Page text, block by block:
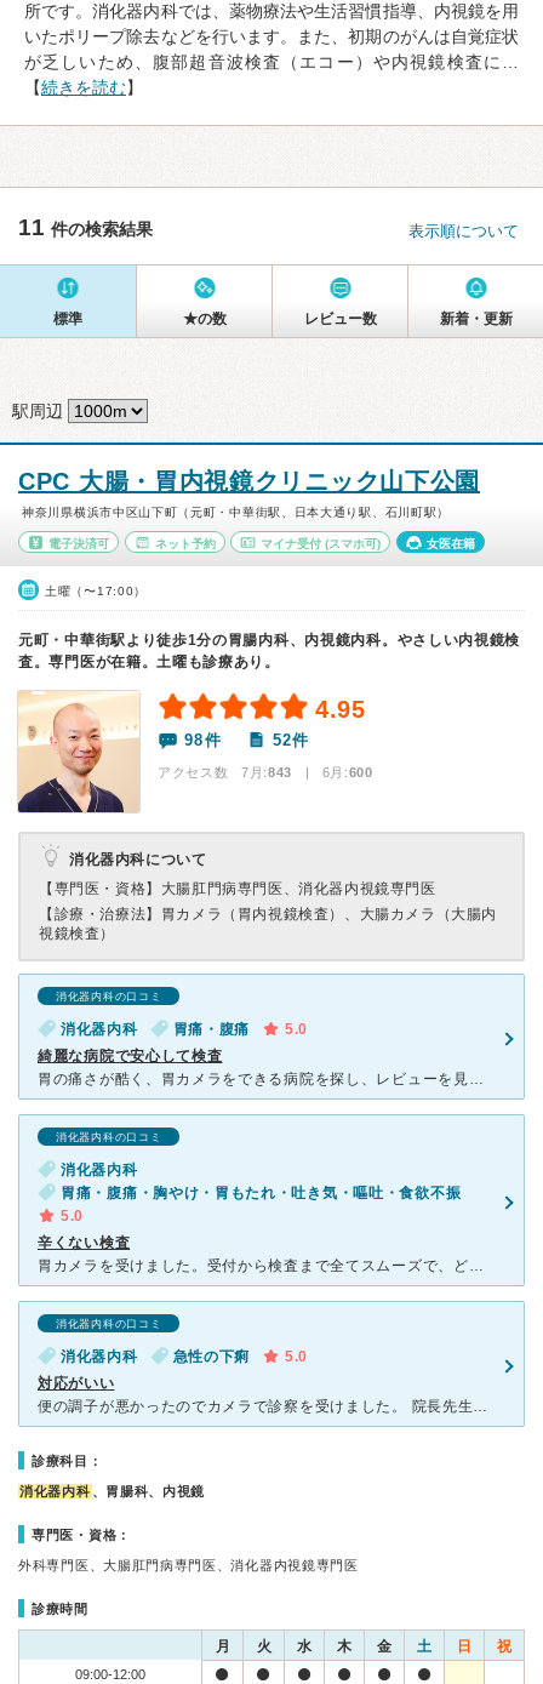
所です。消化器内科では、薬物療法や生活習慣指導、内視鏡を用
いたポリープ除去などを行います。また、初期のがんは自覚症状
が乏しいため、腹部超音波検査（エコー）や内視鏡検査に…
【続きを読む】
11 件の検索結果 表示順について
標準 ★の数 レビュー数 新着・更新
駅周辺
CPC 大腸・胃内視鏡クリニック山下公園
神奈川県横浜市中区山下町（元町・中華街駅、日本大通り駅、石川町駅）
電子決済可 ネット予約 マイナ受付 (スマホ可) 女医在籍
土曜（〜17:00）
元町・中華街駅より徒歩1分の胃腸内科、内視鏡内科。やさしい内視鏡検
査。専門医が在籍。土曜も診療あり。
4.95
98件 52件
アクセス数 7月:843 | 6月:600
消化器内科について
【専門医・資格】 大腸肛門病専門医、消化器内視鏡専門医
【診療・治療法】 胃カメラ（胃内視鏡検査）、大腸カメラ（大腸内
視鏡検査）
消化器内科の口コミ
消化器内科 胃痛・腹痛
5.0
綺麗な病院で安心して検査
胃の痛さが酷く、胃カメラをできる病院を探し、レビューを見てここに決めました。 看護師様一人一人の気遣いがとても優しく、病院内もとっても綺麗で全体的な雰囲気が良かったです。 こういった検査は初めてだ
消化器内科の口コミ
消化器内科
胃痛・腹痛・胸やけ・胃もたれ・吐き気・嘔吐・食欲不振
5.0
辛くない検査
胃カメラを受けました。受付から検査まで全てスムーズで、どのスタッフも優しく対応下さり、心配なく検査が受けられました。 他院で以前に検査を受けた時は、とても苦しい記憶でしたが、こちらでは、検査自体も全
消化器内科の口コミ
消化器内科 急性の下痢
5.0
対応がいい
便の調子が悪かったのでカメラで診察を受けました。 院長先生に担当していただいたのですがフレンドリーで話しやすかったです。 館内の内装なども新しい感じがします。 また看護師さんの雰囲気もよく、検査
診療科目：
消化器内科 、胃腸科、内視鏡
専門医・資格：
外科専門医、大腸肛門病専門医、消化器内視鏡専門医
診療時間
月 火 水 木 金 土 日 祝
09:00-12:00